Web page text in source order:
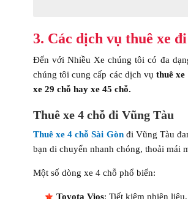
3. Các dịch vụ thuê xe
Đến với Nhiều Xe chúng tôi có đa
chúng tôi cung cấp các dịch vụthuê xe
xe 29 chỗ hay xe 45 chỗ.
Thuê xe 4 chỗ đi Vũng Tàu
Thuê xe 4 chỗ Sài Gònđi Vũng Tàu
bạn di chuyển nhanh chóng, thoải mái
Một số dòng xe 4 chỗ phổ biến:
Toyota Vios: Tiết kiệm nhiên